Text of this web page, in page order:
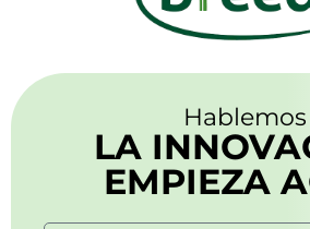
Hablemos
LA
EMPIEZA